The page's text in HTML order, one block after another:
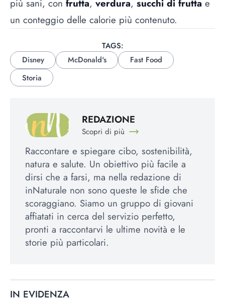
più sani, con frutta, verdura, succhi di frutta e
un conteggio delle calorie più contenuto.
TAGS:
Disney
McDonald's
Fast Food
Storia
REDAZIONE
Scopri di più
Raccontare e spiegare cibo, sostenibilità,
natura e salute. Un obiettivo più facile a
dirsi che a farsi, ma nella redazione di
inNaturale non sono queste le sfide che
scoraggiano. Siamo un gruppo di giovani
affiatati in cerca del servizio perfetto,
pronti a raccontarvi le ultime novità e le
storie più particolari.
IN EVIDENZA